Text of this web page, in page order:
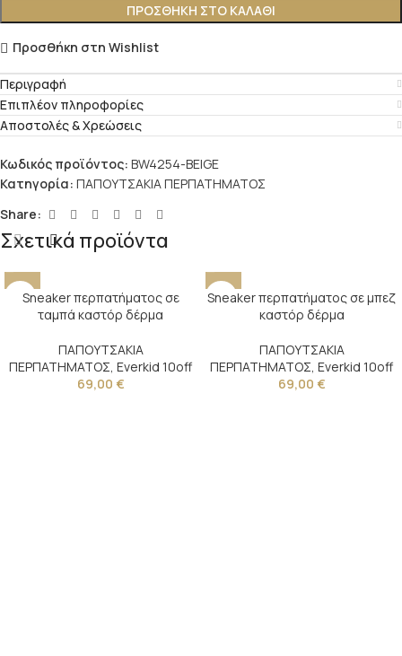
ΠΡΟΣΘΉΚΗ ΣΤΟ ΚΑΛΆΘΙ
Προσθήκη στη Wishlist
Περιγραφή
Επιπλέον πληροφορίες
Αποστολές & Χρεώσεις
Κωδικός προϊόντος: BW4254-BEIGE
Κατηγορία: ΠΑΠΟΥΤΣΑΚΙΑ ΠΕΡΠΑΤΗΜΑΤΟΣ
Share:
Σχετικά προϊόντα
Sneaker περπατήματος σε
ταμπά καστόρ δέρμα
ΠΑΠΟΥΤΣΑΚΙΑ
ΠΕΡΠΑΤΗΜΑΤΟΣ Everkid 10off
69,00 €
Sneaker περπατήματος σε μπεζ
καστόρ δέρμα
ΠΑΠΟΥΤΣΑΚΙΑ
ΠΕΡΠΑΤΗΜΑΤΟΣ Everkid 10off
69,00 €